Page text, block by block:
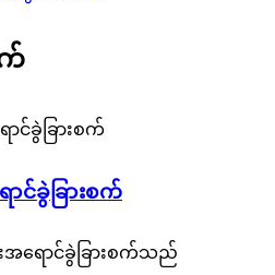
က်
ာင်ခွဲခြားစက်
ဖူးအရောင်ခွဲခြားစက်သည်